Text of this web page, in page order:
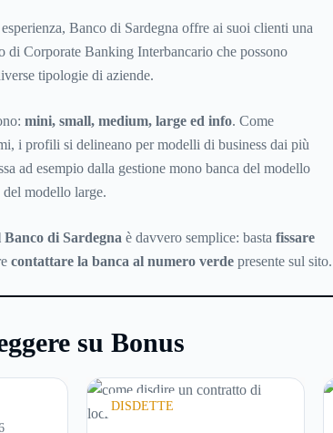
Banco di Sardegna offre ai suoi clienti una
di Corporate Banking Interbancario che possono
tipologie di aziende.
mini, small, medium, large ed info. Come
i profili si delineano per modelli di business dai più
ad esempio dalla gestione mono banca del modello
modello large.
di Sardegna è davvero semplice: basta fissare
contattare la banca al numero verdepresente sul sito.
su Bonus
DISDETTE